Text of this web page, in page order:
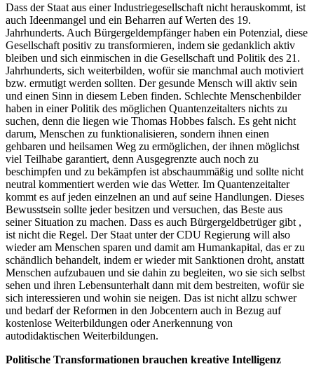
Dass der Staat aus einer Industriegesellschaft nicht herauskommt, ist
auch Ideenmangel und ein Beharren auf Werten des 19.
Jahrhunderts. Auch Bürgergeldempfänger haben ein Potenzial, diese
Gesellschaft positiv zu transformieren, indem sie gedanklich aktiv
bleiben und sich einmischen in die Gesellschaft und Politik des 21.
Jahrhunderts, sich weiterbilden, wofür sie manchmal auch motiviert
bzw. ermutigt werden sollten. Der gesunde Mensch will aktiv sein
und einen Sinn in diesem Leben finden. Schlechte Menschenbilder
haben in einer Politik des möglichen Quantenzeitalters nichts zu
suchen, denn die liegen wie Thomas Hobbes falsch. Es geht nicht
darum, Menschen zu funktionalisieren, sondern ihnen einen
gehbaren und heilsamen Weg zu ermöglichen, der ihnen möglichst
viel Teilhabe garantiert, denn Ausgegrenzte auch noch zu
beschimpfen und zu bekämpfen ist abschaummäßig und sollte nicht
neutral kommentiert werden wie das Wetter. Im Quantenzeitalter
kommt es auf jeden einzelnen an und auf seine Handlungen. Dieses
Bewusstsein sollte jeder besitzen und versuchen, das Beste aus
seiner Situation zu machen. Dass es auch Bürgergeldbetrüger gibt ,
ist nicht die Regel. Der Staat unter der CDU Regierung will also
wieder am Menschen sparen und damit am Humankapital, das er zu
schändlich behandelt, indem er wieder mit Sanktionen droht, anstatt
Menschen aufzubauen und sie dahin zu begleiten, wo sie sich selbst
sehen und ihren Lebensunterhalt dann mit dem bestreiten, wofür sie
sich interessieren und wohin sie neigen. Das ist nicht allzu schwer
und bedarf der Reformen in den Jobcentern auch in Bezug auf
kostenlose Weiterbildungen oder Anerkennung von
autodidaktischen Weiterbildungen.
Politische Transformationen brauchen kreative Intelligenz